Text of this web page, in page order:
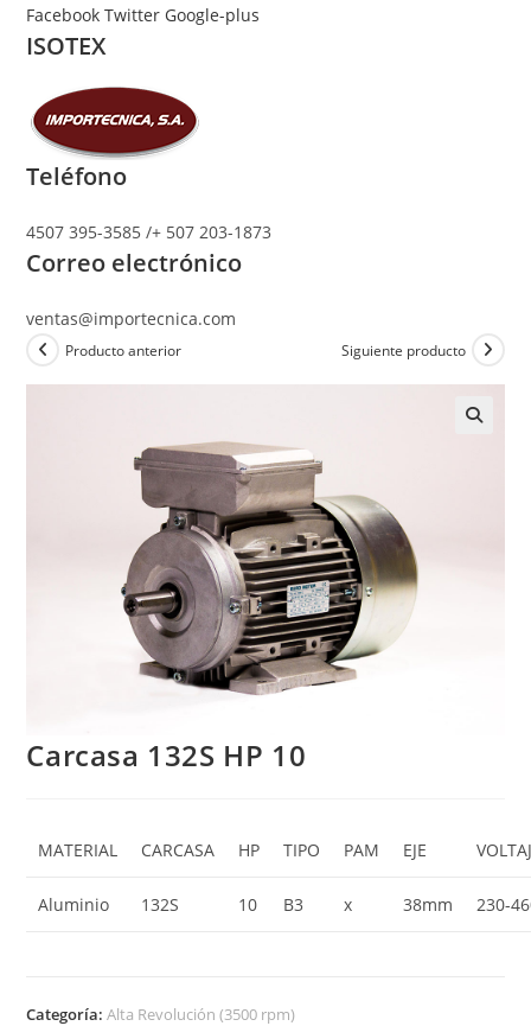
FacebookTwitter Google-plus
ISOTEX
Teléfono
4507 395-3585 /+ 507 203-1873
Correo electrónico
ventas@importecnica.com
Producto anterior Siguiente producto
Carcasa 132S HP 10
MATERIAL CARCASA HP TIPO PAM EJE
Aluminio 132S 10 B3 x 38mm 230-
Categoría:Alta Revolución (3500 rpm)